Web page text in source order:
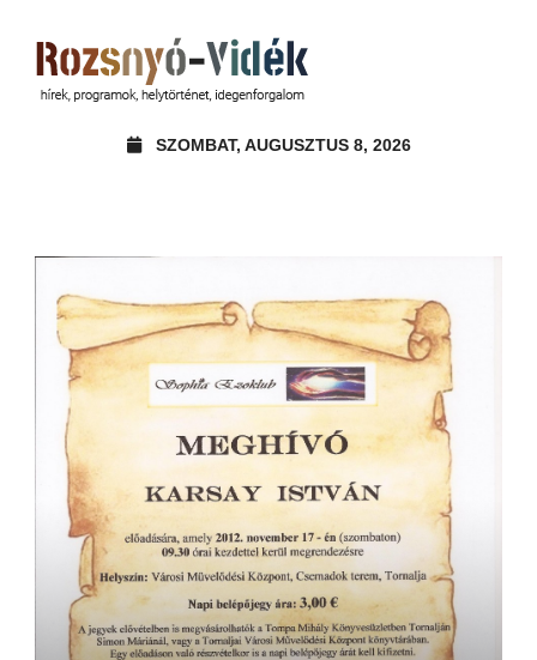
SZOMBAT, AUGUSZTUS 8, 2026